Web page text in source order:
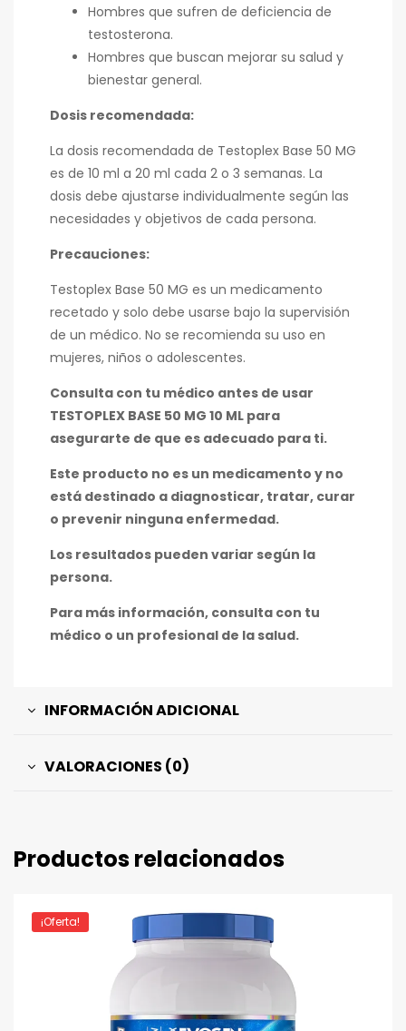
Hombres que sufren de deficiencia de
testosterona.
Hombres que buscan mejorar su salud y
bienestar general.
Dosis recomendada:
La dosis recomendada de Testoplex Base 50 MG
es de 10 ml a 20 ml cada 2 o 3 semanas. La
dosis debe ajustarse individualmente según las
necesidades y objetivos de cada persona.
Precauciones:
Testoplex Base 50 MG es un medicamento
recetado y solo debe usarse bajo la supervisión
de un médico. No se recomienda su uso en
mujeres, niños o adolescentes.
Consulta con tu médico antes de usar
TESTOPLEX BASE 50 MG 10 ML para
asegurarte de que es adecuado para ti.
Este producto no es un medicamento y no
está destinado a diagnosticar, tratar, curar
o prevenir ninguna enfermedad.
Los resultados pueden variar según la
persona.
Para más información, consulta con tu
médico o un profesional de la salud.
INFORMACIÓN ADICIONAL
VALORACIONES (0)
Productos relacionados
¡Oferta!